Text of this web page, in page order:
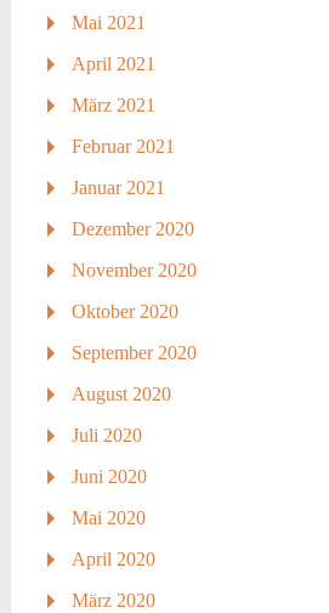
Mai 2021
April 2021
März 2021
Februar 2021
Januar 2021
Dezember 2020
November 2020
Oktober 2020
September 2020
August 2020
Juli 2020
Juni 2020
Mai 2020
April 2020
März 2020